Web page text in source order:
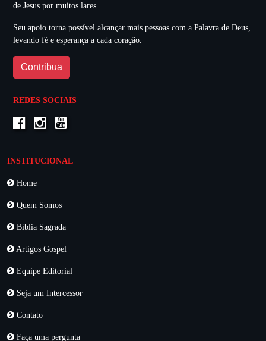
de Jesus por muitos lares.
Seu apoio torna possível alcançar mais pessoas com a Palavra de Deus,
levando fé e esperança a cada coração.
Contribua
REDES SOCIAIS
INSTITUCIONAL
Home
Quem Somos
Bíblia Sagrada
Artigos Gospel
Equipe Editorial
Seja um Intercessor
Contato
Faça uma pergunta